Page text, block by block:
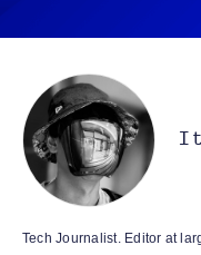
￥
MFi認
し 48
【HIFI
ット）
￥
霊界
Tech Journalist. Editor at